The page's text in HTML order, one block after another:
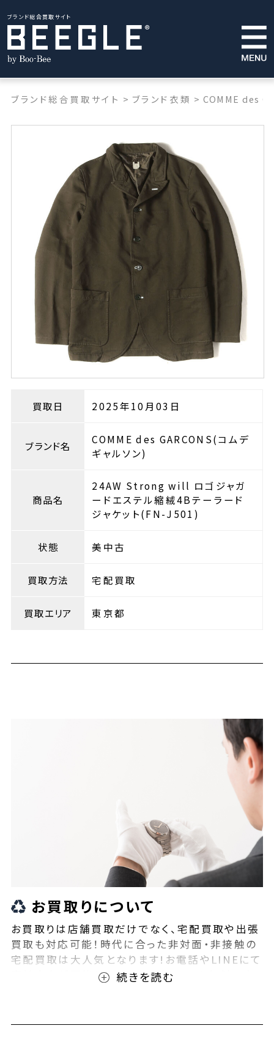
ブランド総合買取サイト
ブランド総合買取サイト > ブランド衣類 > COMME des
買取日 2025年10月03日
ブランド名
COMME des GARCONS(コムデ
ギャルソン)
商品名
24AW Strong will ロゴジャガ
ードエステル縮絨4Bテーラード
ジャケット(FN-J501)
状態 美中古
買取方法 宅配買取
買取エリア 東京都
お買取りについて
お買取りは店舗買取だけでなく、宅配買取や出張
買取も対応可能！時代に合った非対面・非接触の
宅配買取は大人気となります!お電話やLINEにて
事前査定が可能となっております！また無料の宅